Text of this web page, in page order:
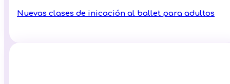
Nuevas clases de inicación al ballet para adultos